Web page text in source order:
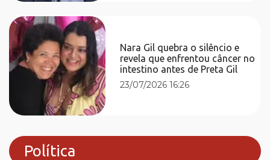
Nara Gil quebra o silêncio e
revela que enfrentou câncer no
intestino antes de Preta Gil
23/07/2026 16:26
Política